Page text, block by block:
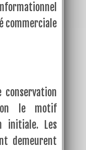
commerciale
conservation
le motif
initiale. Les
demeurent